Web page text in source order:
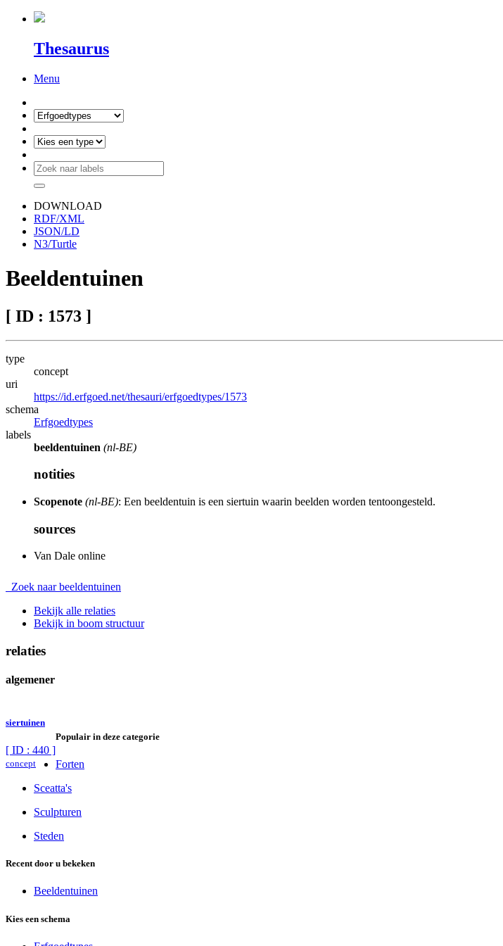
Thesaurus
Menu
DOWNLOAD
RDF/XML
JSON/LD
N3/Turtle
Beeldentuinen
[ ID : 1573 ]
type
concept
uri
https://id.erfgoed.net/thesauri/erfgoedtypes/1573
schema
Erfgoedtypes
labels
beeldentuinen (nl-BE)
notities
Scopenote (nl-BE): Een beeldentuin is een siertuin waarin beelden worden tentoongesteld.
sources
Van Dale online
Zoek naar beeldentuinen
Bekijk alle relaties
Bekijk in boom structuur
relaties
algemener
siertuinen
[ ID : 440 ]
concept
Populair in deze categorie
Forten
Sceatta's
Sculpturen
Steden
Recent door u bekeken
Beeldentuinen
Kies een schema